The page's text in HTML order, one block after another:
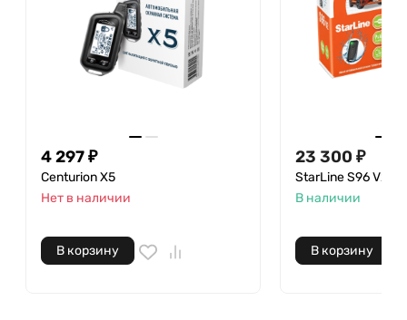
4 297₽
Centurion X5
Нет в наличии
В корзину
23 300 ₽
StarLine S96 V2
В наличии
В корзину